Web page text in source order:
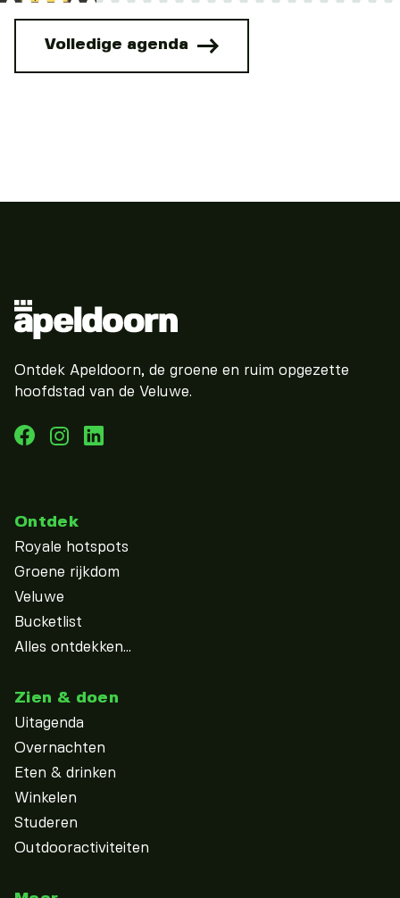
Volledige agenda
Ontdek Apeldoorn, de groene en ruim opgezette
hoofdstad van de Veluwe.
Ontdek
Royale hotspots
Groene rijkdom
Veluwe
Bucketlist
Alles ontdekken...
Zien & doen
Uitagenda
Overnachten
Eten & drinken
Winkelen
Studeren
Outdooractiviteiten